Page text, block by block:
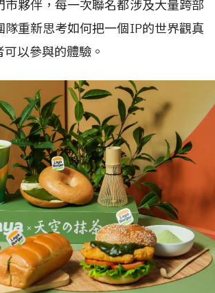
市夥伴，每一次聯名都涉及大量跨部
隊重新思考如何把一個IP的世界觀真
以參與的體驗。